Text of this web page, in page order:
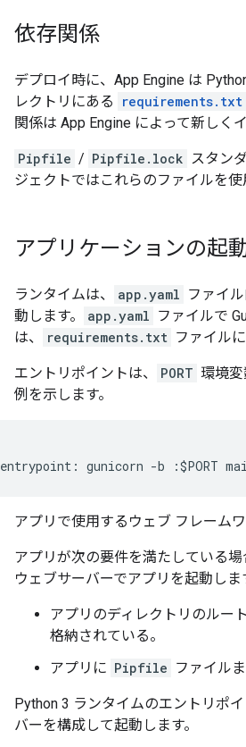
依存関係
デプロイ時に、App Engine は
レクトリにある
requirements.txt
関係は App Engine によって新しく
Pipfile / Pipfile.lock スタン
ジェクトではこれらのファイルを使
アプリケーションの起
ランタイムは、 app.yaml ファイ
動します。
app.yaml ファイルで
は、
requirements.txt ファイルに
エントリポイントは、 PORT 環境
例を示します。
entrypoint : gunicorn -b :$PORT
アプリで使用するウェブ フレーム
アプリが次の要件を満たしている場
ウェブサーバーでアプリを起動しま
アプリのディレクトリのルート
格納されている。
アプリに Pipfile ファイル
Python 3 ランタイムのエントリポ
バーを構成して起動します。